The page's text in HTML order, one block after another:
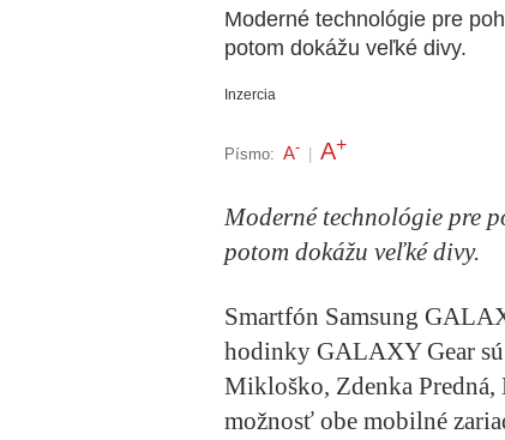
Moderné technológie pre
potom dokážu veľké divy.
Inzercia
Písmo: A- A+
Moderné technológie pre
potom dokážu veľké divy.
Smartfón Samsung
hodinky GALAXY Gear
Mikloško, Zdenka
možnosť obe mobilné